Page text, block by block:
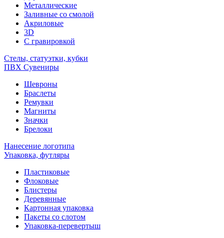
Металлические
Заливные со смолой
Акриловые
3D
C гравировкой
Стелы, статуэтки, кубки
ПВХ Сувениры
Шевроны
Браслеты
Ремувки
Магниты
Значки
Брелоки
Нанесение логотипа
Упаковка, футляры
Пластиковые
Флоковые
Блистеры
Деревянные
Картонная упаковка
Пакеты со слотом
Упаковка-перевертыш